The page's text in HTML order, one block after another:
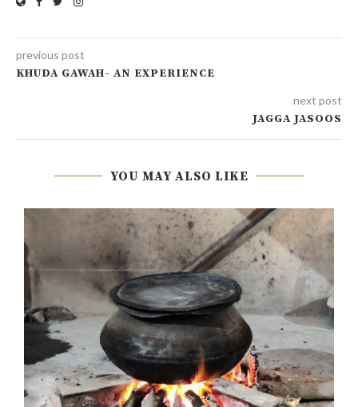
previous post
KHUDA GAWAH- AN EXPERIENCE
next post
JAGGA JASOOS
YOU MAY ALSO LIKE